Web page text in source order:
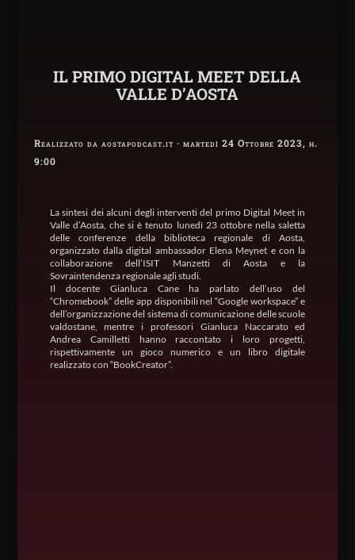
IL PRIMO DIGITAL MEET DELLA
VALLE D’AOSTA
Realizzato da aostapodcast.it · martedì 24 Ottobre 2023, h.
9:00
La sintesi dei alcuni degli interventi del primo Digital Meet in
Valle d’Aosta, che si è tenuto lunedì 23 ottobre nella saletta
delle conferenze della biblioteca regionale di Aosta,
organizzato dalla digital ambassador Elena Meynet e con la
collaborazione dell’ISIT Manzetti di Aosta e la
Sovraintendenza regionale agli studi.
Il docente Gianluca Cane ha parlato dell’uso del
“Chromebook” delle app disponibili nel “Google workspace” e
dell’organizzazione del sistema di comunicazione delle scuole
valdostane, mentre i professori Gianluca Naccarato ed
Andrea Camilletti hanno raccontato i loro progetti,
rispettivamente un gioco numerico e un libro digitale
realizzato con “BookCreator”.